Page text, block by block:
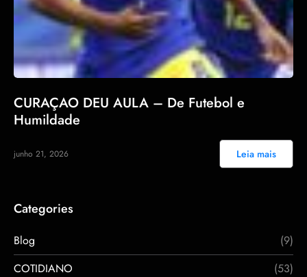
CURAÇAO DEU AULA – De Futebol e
Humildade
junho 21, 2026 Leia mais
Categories
Blog
(9)
COTIDIANO
(53)